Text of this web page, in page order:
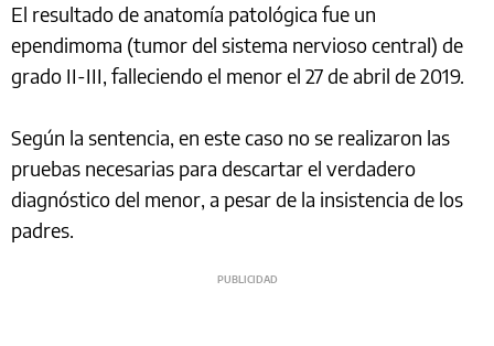
El resultado de anatomía patológica fue un
ependimoma (tumor del sistema nervioso central) de
grado II-III, falleciendo el menor el 27 de abril de 2019.
Según la sentencia, en este caso no se realizaron las
pruebas necesarias para descartar el verdadero
diagnóstico del menor, a pesar de la insistencia de los
padres.